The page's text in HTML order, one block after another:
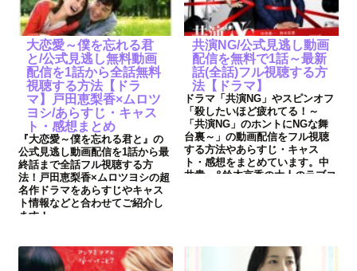
大恋愛～僕を忘れる君
と/公式見逃し無料動画
配信を1話から全話無料
視聴する方法【ドラ
マ】戸田恵梨香×ムロツ
ヨシ/あらすじ・キャス
ト・感想まとめ
『大恋愛～僕を忘れる君と』の
公式見逃し動画配信を1話から最
終話まで全話フル視聴する方
法！戸田恵梨香×ムロツヨシの超
名作ドラマをあらすじやキャス
ト情報などと合わせてご紹介し
ます！
共演NG/公式見逃し動画
配信を無料で1話～最新
話(全話)フル視聴する方
法【ドラマ】
ドラマ「共演NG」やスピンオフ
「殺したいほど疲れてる！～
「共演NG」のホントにNGな舞
台裏～」の動画配信をフル視聴
する方法やあらすじ・キャス
ト・感想をまとめています。中
井貴一&鈴木京香の大人のラブコ